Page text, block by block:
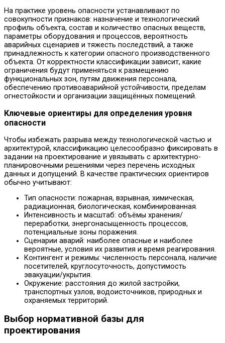
На практике уровень опасности устанавливают по
совокупности признаков: назначение и технологический
профиль объекта, состав и количество опасных веществ,
параметры оборудования и процессов, вероятность
аварийных сценариев и тяжесть последствий, а также
принадлежность к категории опасного производственного
объекта. От корректности классификации зависит, какие
ограничения будут применяться к размещению
функциональных зон, путям движения персонала,
обеспечению противоаварийной устойчивости, пределам
огнестойкости и организации защищённых помещений.
Ключевые ориентиры для определения уровня
опасности
Чтобы избежать разрыва между технологической частью и
архитектурой, классификацию целесообразно фиксировать в
задании на проектирование и увязывать с архитектурно-
планировочными решениями через перечень исходных
данных и допущений. В качестве практических ориентиров
обычно учитывают:
Тип опасности: пожарная, взрывная, химическая,
радиационная, биологическая, комбинированная.
Интенсивность и масштаб: объёмы хранения/
переработки, энергонасыщенность процессов,
потенциальные зоны поражения.
Сценарии аварий: наиболее опасные и наиболее
вероятные, условия их развития и время реагирования.
Контингент и режимы: численность персонала, наличие
посетителей, круглосуточность, допустимость
эвакуации/укрытия.
Окружение: расстояния до жилой застройки,
транспортных узлов, водоисточников, природных и
охраняемых территорий.
Выбор нормативной базы для
проектирования